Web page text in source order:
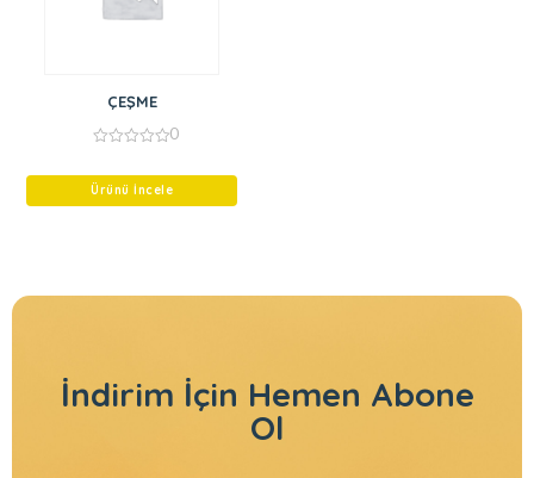
ÇEŞME
of
0
Ürünü İncele
İndirim İçin Hemen Abone
Ol